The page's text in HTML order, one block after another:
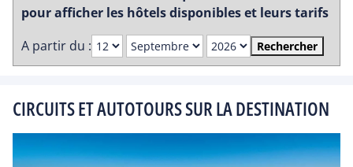
pour afficher les hôtels disponibles et leurs tarifs
A partir du :
Rechercher
CIRCUITS ET AUTOTOURS SUR LA DESTINATION